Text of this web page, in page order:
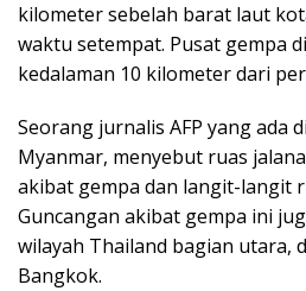
kilometer sebelah barat laut
waktu setempat. Pusat gempa
kedalaman 10 kilometer dari
Seorang jurnalis AFP yang ada
Myanmar, menyebut ruas
akibat gempa dan langit-langit
Guncangan akibat gempa ini
wilayah Thailand bagian utara,
Bangkok.